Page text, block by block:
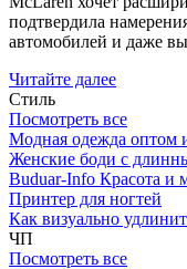
подтвердила
автомобилей и даже
Читайте далее
Стиль
Посмотреть все
Модная одежда оптом
Женские боди с
Buduar-Info Красота и
Принтер для ногтей
Как визуально
ЧП
Посмотреть все